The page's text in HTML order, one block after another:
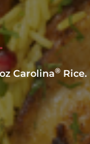
Carolina® Rice.